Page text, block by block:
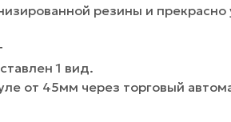
резины и
1 вид.
от 45мм через торговый